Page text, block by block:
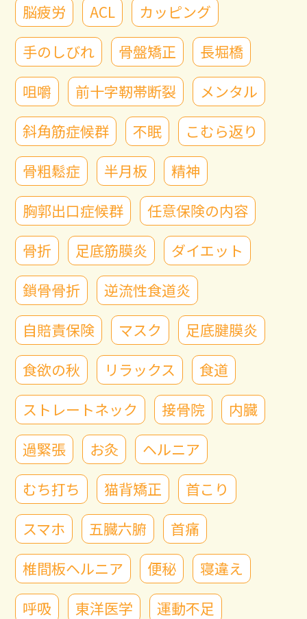
脳疲労
ACL
カッピング
手のしびれ
骨盤矯正
長堀橋
咀嚼
前十字靭帯断裂
メンタル
斜角筋症候群
不眠
こむら返り
骨粗鬆症
半月板
精神
胸郭出口症候群
任意保険の内容
骨折
足底筋膜炎
ダイエット
鎖骨骨折
逆流性食道炎
自賠責保険
マスク
足底腱膜炎
食欲の秋
リラックス
食道
ストレートネック
接骨院
内臓
過緊張
お灸
ヘルニア
むち打ち
猫背矯正
首こり
スマホ
五臓六腑
首痛
椎間板ヘルニア
便秘
寝違え
呼吸
東洋医学
運動不足